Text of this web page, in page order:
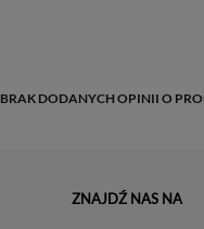
BRAK DODANYCH OPINII O
ZNAJDŹ NAS NA